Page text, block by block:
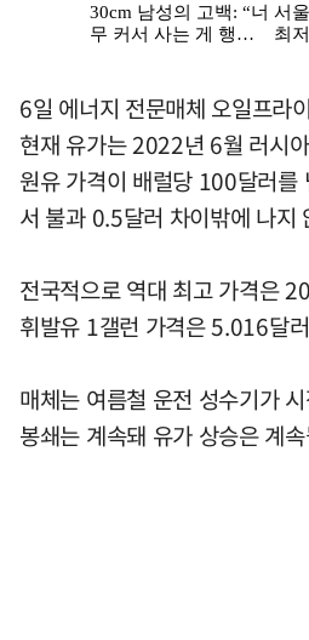
6일 에너지 전문매체 오일프라
현재 유가는 2022년 6월 러시
원유 가격이 배럴당 100달러를
서 불과 0.5달러 차이밖에 나지
전국적으로 역대 최고 가격은
휘발유 1갤런 가격은 5.016달
매체는 여름철 운전 성수기가
봉쇄는 계속돼 유가 상승은 계